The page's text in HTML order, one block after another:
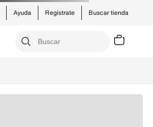
Buscar tienda
Ayuda Regístrate